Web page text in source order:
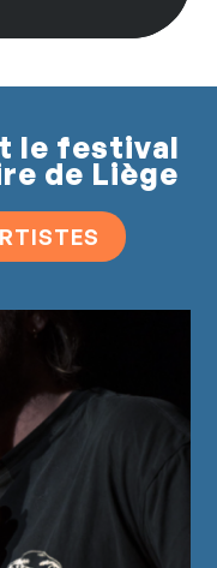
le festival
de Liège